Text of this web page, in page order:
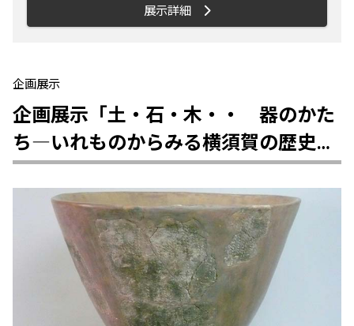
開に重要な役割を果たしたことがうかがえ
ます。写真は弾琴男子椅座像埴輪。 【内
港―東西の舟が行き交う三浦半島― 市内
海浜部の遺跡から出土した東・西日本産の
土器や漁撈具など ③三浦半島の古墳―古
墳・横穴墓から出土した副葬品・埴輪など
④海の十字路三浦半島―古墳時代に果たし
た役割― 神奈川県内古墳分布図、編年表
【展示解説】 10月29日（土）、平成29年
1月22日（日） 13:30～15:00 （参加自
由） 【博物館講演】「よこすか歴史物語
２－横須賀の古墳時代―」 11月20日
（日） 13:30～16:00 定員100人（先着順）
展示詳細
企画展示
企画展示「土・石・木・・ 器のかた
ち―いれものからみる横須賀の歴史
―」